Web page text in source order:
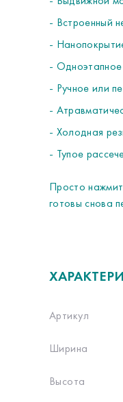
- Встроенный
-
- Одноэтапное
- Ручное или
-
- Холодная
- Тупое
Просто
готовы снова
Артикул
Ширина
Высота